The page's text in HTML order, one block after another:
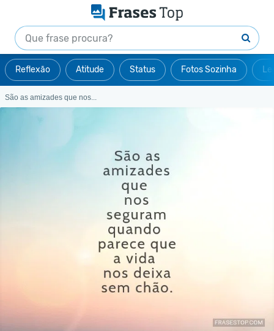
Reflexão Atitude Status Fotos Sozinha
São as amizades que nos...